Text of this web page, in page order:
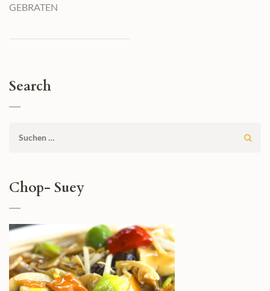
GEBRATEN
Search
Suchen
Chop- Suey